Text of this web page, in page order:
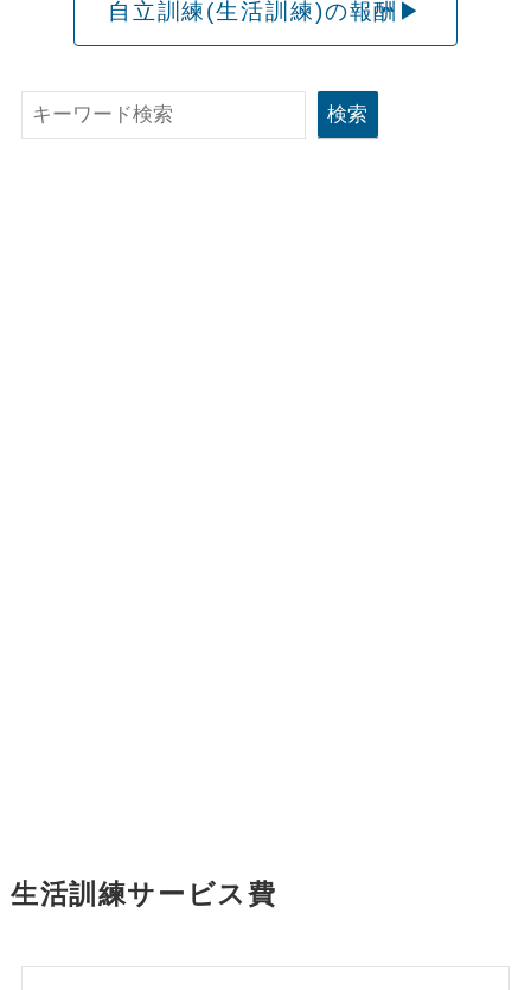
自立訓練(生活訓練)の報酬▶
検
検索
生活訓練サービス費